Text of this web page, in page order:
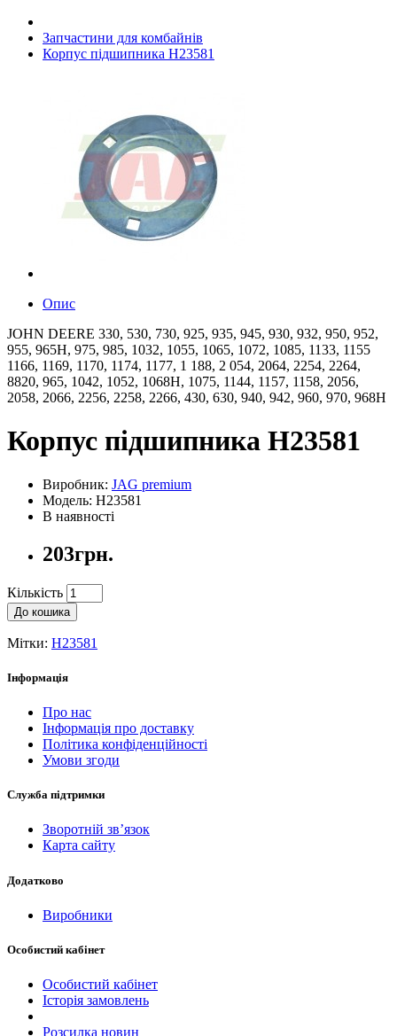
Запчастини для комбайнів
Корпус підшипника H23581
Опис
JOHN DEERE 330, 530, 730, 925, 935, 945, 930, 932, 950, 952,
955, 965H, 975, 985, 1032, 1055, 1065, 1072, 1085, 1133, 1155
1166, 1169, 1170, 1174, 1177, 1 188, 2 054, 2064, 2254, 2264,
8820, 965, 1042, 1052, 1068H, 1075, 1144, 1157, 1158, 2056,
2058, 2066, 2256, 2258, 2266, 430, 630, 940, 942, 960, 970, 968H
Корпус підшипника H23581
Виробник: JAG premium
Модель: H23581
В наявності
203грн.
Кількість
До кошика
Мітки: H23581
Інформація
Про нас
Інформація про доставку
Політика конфіденційності
Умови згоди
Служба підтримки
Зворотній зв’язок
Карта сайту
Додатково
Виробники
Особистий кабінет
Особистий кабінет
Історія замовлень
Розсилка новин